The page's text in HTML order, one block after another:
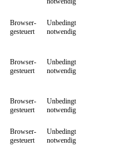
Browser-
gesteuert
Unbedingt
notwendig
Browser-
gesteuert
Unbedingt
notwendig
Browser-
gesteuert
Unbedingt
notwendig
Browser-
gesteuert
Unbedingt
notwendig